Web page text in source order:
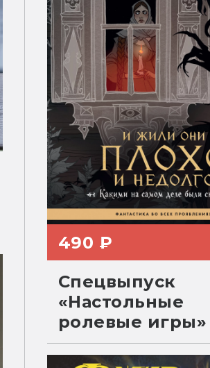
490 ₽
Спецвыпуск
«Настольные
ролевые игры»